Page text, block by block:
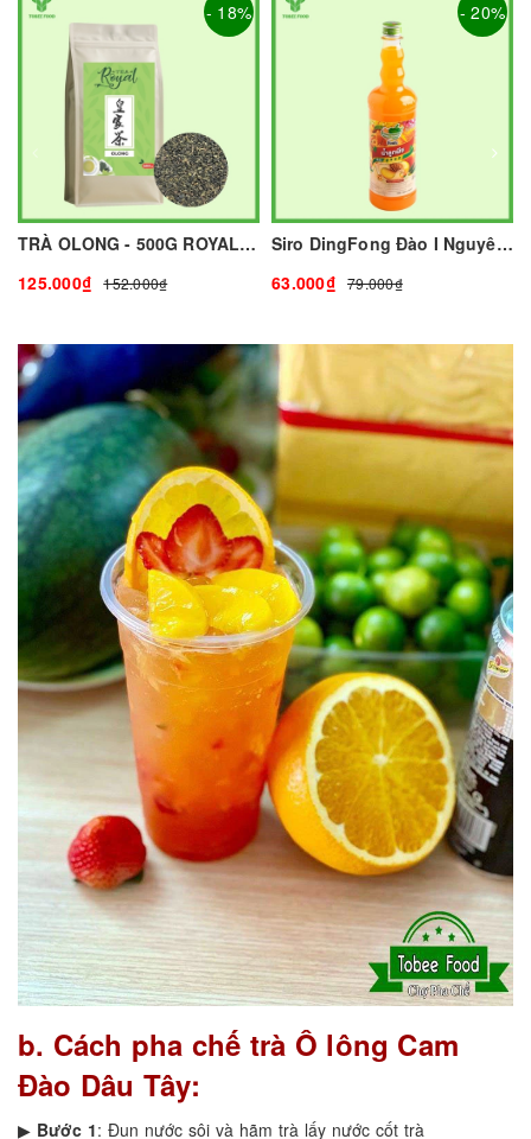
- 18%
TRÀ OLONG - 500G ROYAL I NGUYÊN LIỆU PHA CHẾ - TOBEE FOOD
125.000₫
152.000₫
- 20%
Siro DingFong Đào I Nguyên Liệu Pha Chế - Tobee Food
63.000₫ 79.000₫
b. Cách pha chế trà Ô lông Cam
Đào Dâu Tây:
▶ Bước 1: Đun nước sôi và hãm trà lấy nước cốt trà